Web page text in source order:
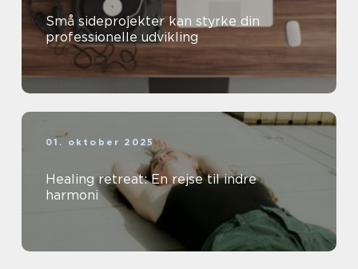
Små sideprojekter kan styrke din
professionelle udvikling
01. oktober 2025
Healing retreat: En rejse til indre
harmoni